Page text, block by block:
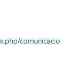
comunicacio